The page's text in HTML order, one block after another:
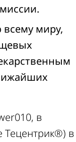
миру,
в
Тецентрик®) в